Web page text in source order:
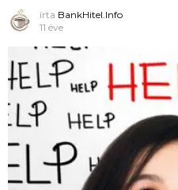
írta BankHitel.Info
11 éve